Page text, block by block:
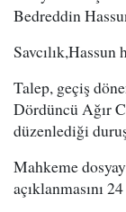
Bedreddin
Savcılık,Hassun
Talep, geçiş
Dördüncü Ağır
düzenlediği
Mahkeme
açıklanmasını